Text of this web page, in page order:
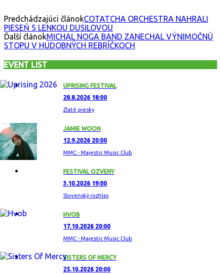
Predchádzajúci článokCOTATCHA ORCHESTRA NAHRALI
PIESEŇ S LENKOU DUSILOVOU
Ďalší článokMICHAL NOGA BAND ZANECHAL VÝNIMOČNÚ
STOPU V HUDOBNÝCH REBRÍČKOCH
EVENT LIST
UPRISING FESTIVAL
28.8.2026 18:00
Zlaté piesky
JAMIE WOON
12.9.2026 20:00
MMC - Majestic Music Club
FESTIVAL OZVENY
3.10.2026 19:00
Slovenský rozhlas
HVOB
17.10.2026 20:00
MMC - Majestic Music Club
SISTERS OF MERCY
25.10.2026 20:00